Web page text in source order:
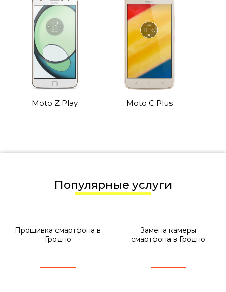
Moto Z Play Moto C Plus
Популярные услуги
Прошивка смартфона в
Гродно
Замена камеры
смартфона в Гродно